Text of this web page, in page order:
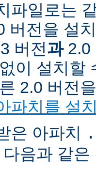
파일로는
버전을 설
버전과2.0
이 설치할
2.0 버전
파치를 설
은 아파치
음과 같